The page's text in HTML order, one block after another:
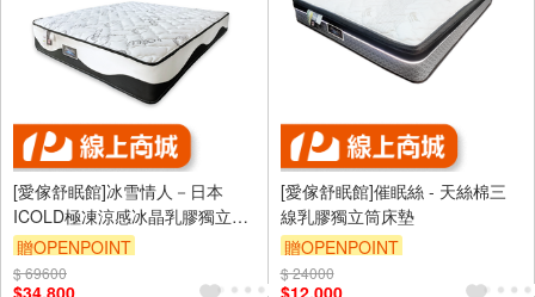
[愛傢舒眠館]冰雪情人－日本
ICOLD極凍涼感冰晶乳膠獨立筒
床墊
贈OPENPOINT
$ 69600
[愛傢舒眠館]催眠絲 - 天絲棉三
線乳膠獨立筒床墊
贈OPENPOINT
$ 24000